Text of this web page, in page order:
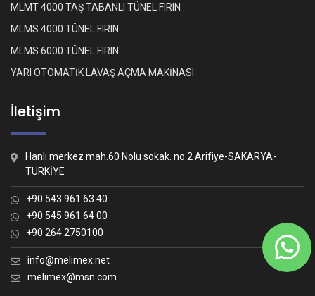
MLMT 4000 TAŞ TABANLI TÜNEL FIRIN
MLMS 4000 TÜNEL FIRIN
MLMS 6000 TÜNEL FIRIN
YARI OTOMATİK LAVAŞ AÇMA MAKİNASI
İletişim
Hanlı merkez mah.60 Nolu sokak. no 2 Arifiye-SAKARYA-
TÜRKİYE
+90 543 961 63 40
+90 545 961 64 00
+90 264 2750100
info@melimex.net
melimex@msn.com
Nasıl yardımcı olabiliriz?